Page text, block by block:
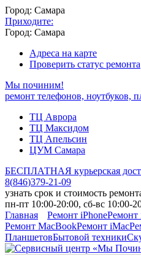
Город: Самара
Приходите:
Город: Самара
Адреса на карте
Проверить статус ремонта
Мы починим!
ремонт телефонов, ноутбуков,
ТЦ Аврора
ТЦ Максидом
ТЦ Апельсин
ЦУМ Самара
БЕСПЛАТНАЯ курьерская
8(846)379-21-09
узнать срок и стоимость
пн-пт 10:00-20:00, сб-вс 10:00-
Главная
Ремонт iPhoneРемонт
Ремонт MacBookРемонт iMac
ПланшетовБытовой техники